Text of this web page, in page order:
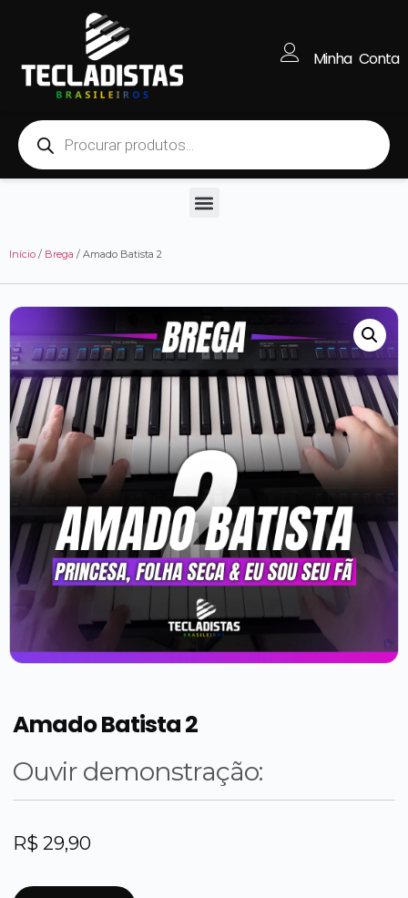
Minha Conta
Início / Brega / Amado Batista 2
Amado Batista 2
Ouvir demonstração:
R$ 29,90